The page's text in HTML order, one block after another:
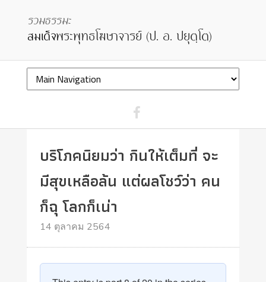
บริโภคนิยมว่า กินให้เต็มที่ จะ
มีสุขเหลือล้น แต่ผลโชว์ว่า คน
ก็ฉุ โลกก็เน่า
14 ตุลาคม 2564